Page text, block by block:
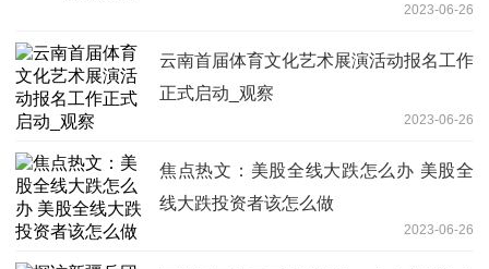
2023-06-26
云南首届体育文化艺术展演活动报名工作
正式启动_观察
2023-06-26
焦点热文：美股全线大跌怎么办 美股全
线大跌投资者该怎么做
2023-06-26